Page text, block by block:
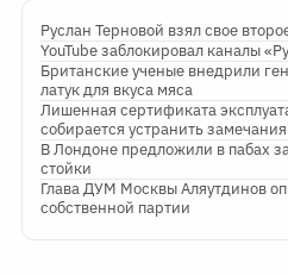
Руслан Терновой взял свое
YouTube заблокировал каналы
Британские ученые внедрили
латук для вкуса мяса
Лишенная сертификата
собирается устранить
В Лондоне предложили в пабах
стойки
Глава ДУМ Москвы Аляутдинов
собственной партии